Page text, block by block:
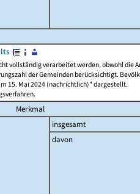
vollständig verarbeitet werden, obwohl die
der Gemeinden berücksichtigt.
15. Mai 2024 (nachrichtlich)" dargestellt.
Merkmal
insgesamt
davon